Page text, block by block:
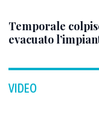
Temporale
evacuato
VIDEO